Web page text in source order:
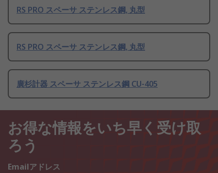
RS PRO スペーサ ステンレス鋼, 丸型
RS PRO スペーサ ステンレス鋼, 丸型
廣杉計器 スペーサ ステンレス鋼 CU-405
お得な情報をいち早く受け取
ろう
Emailアドレス